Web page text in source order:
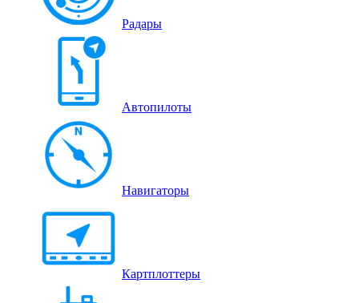
Радары
Автопилоты
Навигаторы
Картплоттеры